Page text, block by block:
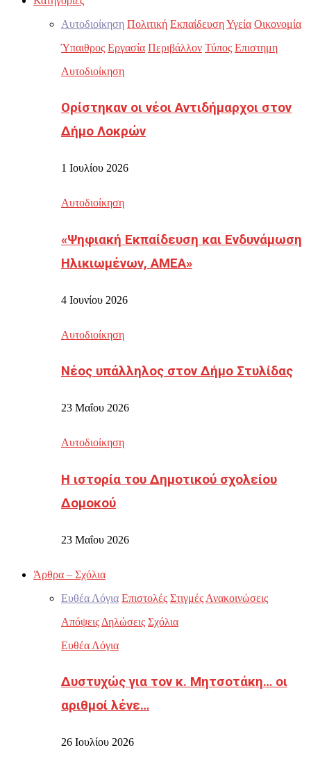
Αυτοδιοίκηση Πολιτική ΕκπαίδευσηΥγεία Οικονομία
Ύπαιθρος Εργασία Περιβάλλον Τύπος Επιστημη
Αυτοδιοίκηση
Ορίστηκαν οι νέοι Αντιδήμαρχοι στον
Δήμο Λοκρών
1 Ιουλίου 2026
Αυτοδιοίκηση
«Ψηφιακή Εκπαίδευση και Ενδυνάμωση
Ηλικιωμένων, ΑΜΕΑ»
4 Ιουνίου 2026
Αυτοδιοίκηση
Νέος υπάλληλος στον Δήμο Στυλίδας
23 Μαΐου 2026
Αυτοδιοίκηση
Η ιστορία του Δημοτικού σχολείου
Δομοκού
23 Μαΐου 2026
Άρθρα – Σχόλια
Ευθέα Λόγια Επιστολές Στιγμές Ανακοινώσεις
Απόψεις Δηλώσεις Σχόλια
Ευθέα Λόγια
Δυστυχώς για τον κ. Μητσοτάκη… οι
αριθμοί λένε…
26 Ιουλίου 2026